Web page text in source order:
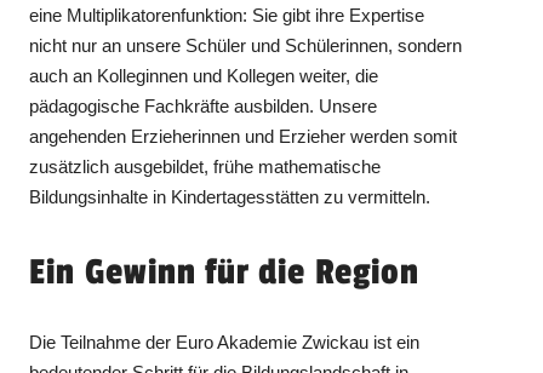
eine Multiplikatorenfunktion: Sie gibt ihre Expertise
nicht nur an unsere Schüler und Schülerinnen, sondern
auch an Kolleginnen und Kollegen weiter, die
pädagogische Fachkräfte ausbilden. Unsere
angehenden Erzieherinnen und Erzieher werden somit
zusätzlich ausgebildet, frühe mathematische
Bildungsinhalte in Kindertagesstätten zu vermitteln.
Ein Gewinn für die Region
Die Teilnahme der Euro Akademie Zwickau ist ein